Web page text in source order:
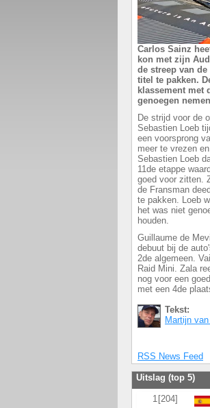
Carlos Sainz
kon met zijn
de streep van
titel te pakken.
klassement met
genoegen
De strijd voor de
Sebastien Loeb
een voorsprong
meer te vrezen
Sebastien Loeb
11de etappe
goed voor zitten.
de Fransman
te pakken. Loeb
het was niet
houden.
Guillaume de
debuut bij de
2de algemeen.
Raid Mini. Zala
nog voor een
met een 4de
Tekst:
Martijn
RSS News Feed
Uitslag (top 5)
1 [204]